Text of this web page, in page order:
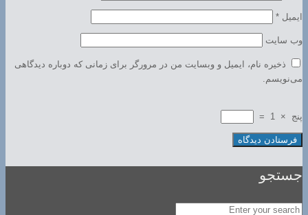
ایمیل *
وب‌ سایت
ذخیره نام، ایمیل و وبسایت من در مرورگر برای زمانی که دوباره دیدگاهی
می‌نویسم.
پنج ×
1
=
جستجو